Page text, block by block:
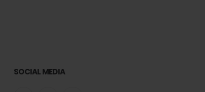
SOCIAL MEDIA